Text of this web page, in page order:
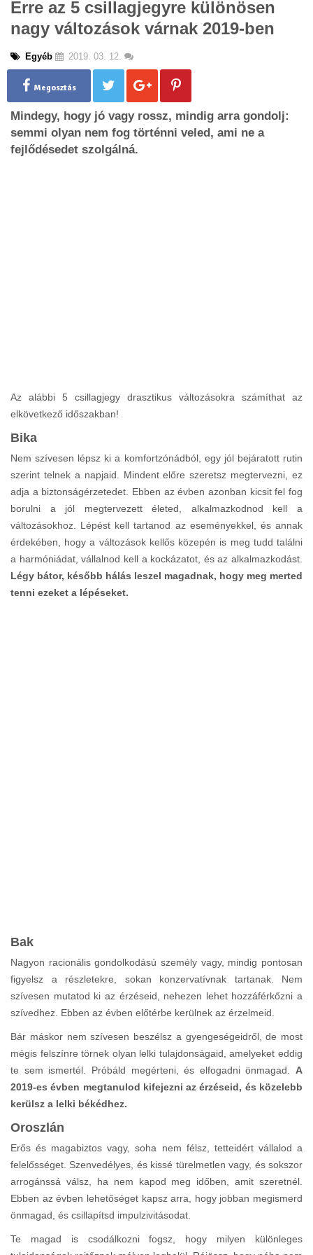
a
Erre az 5 csillagjegyre különösen
nagy változások várnak 2019-ben
Egyéb 2019. 03. 12.
Megosztás
Mindegy, hogy jó vagy rossz, mindig arra gondolj:
semmi olyan nem fog történni veled, ami ne a
fejlődésedet szolgálná.
Az alábbi 5 csillagjegy drasztikus változásokra számíthat az
elkövetkező időszakban!
Bika
Nem szívesen lépsz ki a komfortzónádból, egy jól bejáratott rutin
szerint telnek a napjaid. Mindent előre szeretsz megtervezni, ez
adja a biztonságérzetedet. Ebben az évben azonban kicsit fel fog
borulni a jól megtervezett életed, alkalmazkodnod kell a
változásokhoz. Lépést kell tartanod az eseményekkel, és annak
érdekében, hogy a változások kellős közepén is meg tudd találni
a harmóniádat, vállalnod kell a kockázatot, és az alkalmazkodást.
Légy bátor, később hálás leszel magadnak, hogy meg merted
tenni ezeket a lépéseket.
Bak
Nagyon racionális gondolkodású személy vagy, mindig pontosan
figyelsz a részletekre, sokan konzervatívnak tartanak. Nem
szívesen mutatod ki az érzéseid, nehezen lehet hozzáférkőzni a
szívedhez. Ebben az évben előtérbe kerülnek az érzelmeid.
Bár máskor nem szívesen beszélsz a gyengeségeidről, de most
mégis felszínre törnek olyan lelki tulajdonságaid, amelyeket eddig
te sem ismertél. Próbáld megérteni, és elfogadni önmagad. A
2019-es évben megtanulod kifejezni az érzéseid, és közelebb
kerülsz a lelki békédhez.
Oroszlán
Erős és magabiztos vagy, soha nem félsz, tetteidért vállalod a
felelősséget. Szenvedélyes, és kissé türelmetlen vagy, és sokszor
arrogánssá válsz, ha nem kapod meg időben, amit szeretnél.
Ebben az évben lehetőséget kapsz arra, hogy jobban megismerd
önmagad, és csillapítsd impulzivitásodat.
Te magad is csodálkozni fogsz, hogy milyen különleges